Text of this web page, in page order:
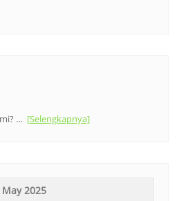
… [Selengkapnya]
May 2025